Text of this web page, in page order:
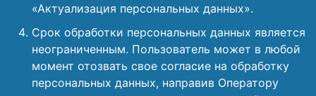
«Актуализация персональных данных».
Срок обработки персональных данных является
неограниченным. Пользователь может в любой
момент отозвать свое согласие на обработку
персональных данных, направив Оператору